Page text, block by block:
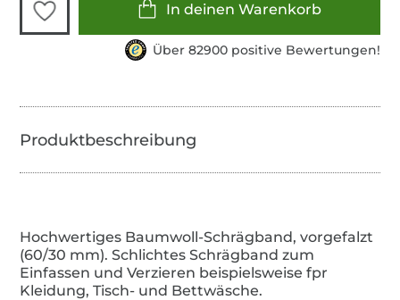
In deinen Warenkorb
Über 82900 positive Bewertungen!
Hochwertiges Baumwoll-Schrägband, vorgefalzt
(60/30 mm). Schlichtes Schrägband zum
Einfassen und Verzieren beispielsweise fpr
Kleidung, Tisch- und Bettwäsche.